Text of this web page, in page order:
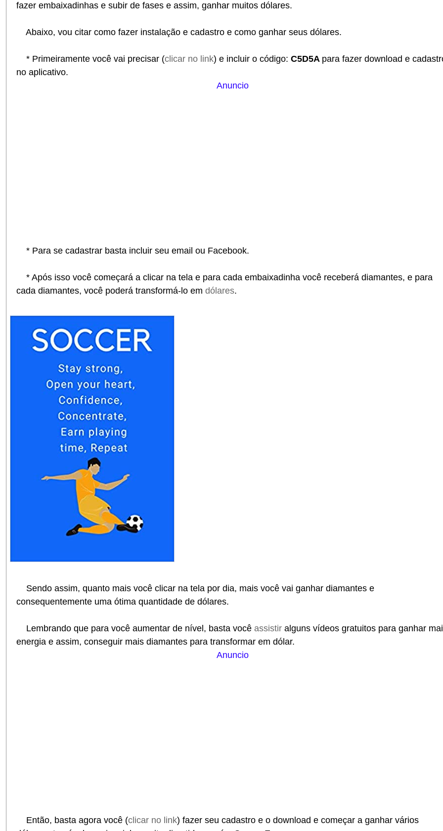
fazer embaixadinhas e subir de fases e assim, ganhar muitos dólares.
Abaixo, vou citar como fazer instalação e cadastro e como ganhar seus dólares.
* Primeiramente você vai precisar (clicar no link) e incluir o código: C5D5A para fazer download e
no aplicativo.
Anuncio
* Para se cadastrar basta incluir seu email ou Facebook.
* Após isso você começará a clicar na tela e para cada embaixadinha você receberá diamantes, e para
cada diamantes, você poderá transformá-lo em dólares.
Sendo assim, quanto mais você clicar na tela por dia, mais você vai ganhar diamantes e
consequentemente uma ótima quantidade de dólares.
Lembrando que para você aumentar de nível, basta você assistir alguns vídeos gratuitos para ganhar
energia e assim, conseguir mais diamantes para transformar em dólar.
Anuncio
Então, basta agora você (clicar no link) fazer seu cadastro e o download e começar a ganhar vários